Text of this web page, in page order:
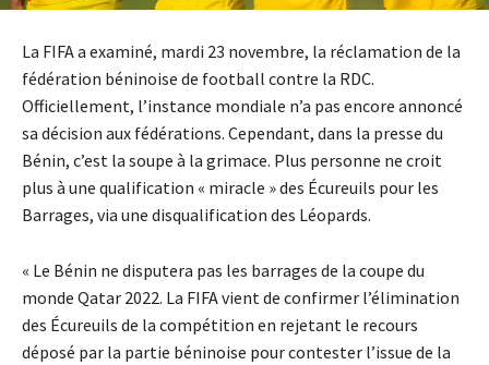
La FIFA a examiné, mardi 23 novembre, la réclamation de la
fédération béninoise de football contre la RDC.
Officiellement, l’instance mondiale n’a pas encore annoncé
sa décision aux fédérations. Cependant, dans la presse du
Bénin, c’est la soupe à la grimace. Plus personne ne croit
plus à une qualification « miracle » des Écureuils pour les
Barrages, via une disqualification des Léopards.
« Le Bénin ne disputera pas les barrages de la coupe du
monde Qatar 2022. La FIFA vient de confirmer l’élimination
des Écureuils de la compétition en rejetant le recours
déposé par la partie béninoise pour contester l’issue de la